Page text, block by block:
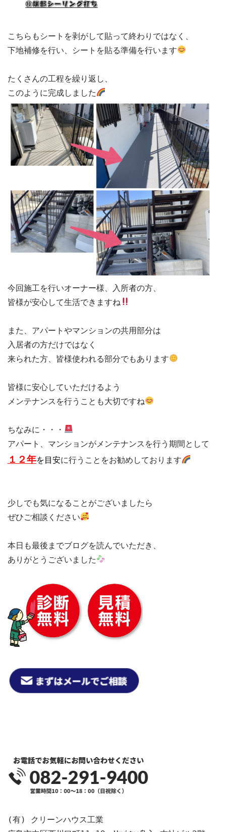
こちらもシートを剥がして貼って終わりではなく、
下地補修を行い、シートを貼る準備を行います
たくさんの工程を繰り返し、
このように完成しました
今回施工を行いオーナー様、入所者の方、
皆様が安心して生活できますね
また、アパートやマンションの共用部分は
入居者の方だけではなく
来られた方、皆様使われる部分でもあります
皆様に安心していただけるよう
メンテナンスを行うことも大切ですね
ちなみに・・・
１２年を目安に行うことをお勧めしております
少しでも気になることがございましたら
ぜひご相談ください
本日も最後までブログを読んでいただき、
ありがとうございました
(有) クリーンハウス工業